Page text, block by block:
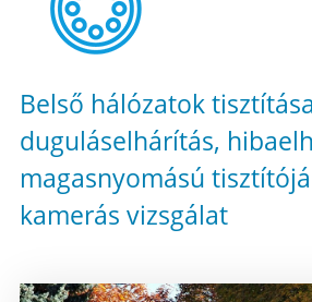
Belső hálózatok
duguláselhárítás,
magasnyomású
kamerás vizsgálat